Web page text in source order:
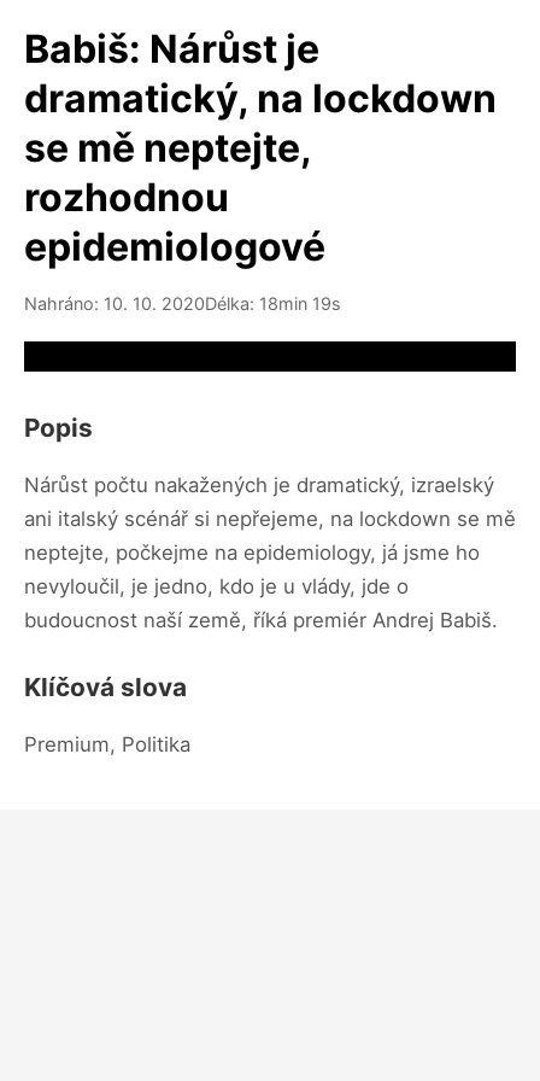
Babiš: Nárůst je
dramatický, na lockdown
se mě neptejte,
rozhodnou
epidemiologové
Nahráno: 10. 10. 2020Délka: 18min 19s
Popis
Nárůst počtu nakažených je dramatický, izraelský
ani italský scénář si nepřejeme, na lockdown se mě
neptejte, počkejme na epidemiology, já jsme ho
nevyloučil, je jedno, kdo je u vlády, jde o
budoucnost naší země, říká premiér Andrej Babiš.
Klíčová slova
Premium, Politika